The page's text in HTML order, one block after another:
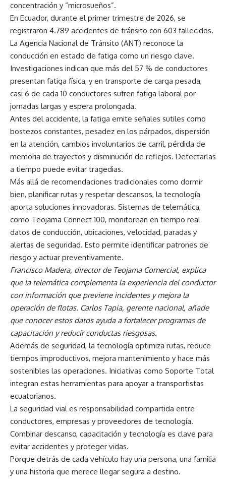
concentración y “microsueños”.
En Ecuador, durante el primer trimestre de 2026, se
registraron 4.789 accidentes de tránsito con 603 fallecidos.
La Agencia Nacional de Tránsito (ANT) reconoce la
conducción en estado de fatiga como un riesgo clave.
Investigaciones indican que más del 57 % de conductores
presentan fatiga física, y en transporte de carga pesada,
casi 6 de cada 10 conductores sufren fatiga laboral por
jornadas largas y espera prolongada.
Antes del accidente, la fatiga emite señales sutiles como
bostezos constantes, pesadez en los párpados, dispersión
en la atención, cambios involuntarios de carril, pérdida de
memoria de trayectos y disminución de reflejos. Detectarlas
a tiempo puede evitar tragedias.
Más allá de recomendaciones tradicionales como dormir
bien, planificar rutas y respetar descansos, la tecnología
aporta soluciones innovadoras. Sistemas de telemática,
como Teojama Connect 100, monitorean en tiempo real
datos de conducción, ubicaciones, velocidad, paradas y
alertas de seguridad. Esto permite identificar patrones de
riesgo y actuar preventivamente.
Francisco Madera, director de Teojama Comercial, explica
que la telemática complementa la experiencia del conductor
con información que previene incidentes y mejora la
operación de flotas. Carlos Tapia, gerente nacional, añade
que conocer estos datos ayuda a fortalecer programas de
capacitación y reducir conductas riesgosas.
Además de seguridad, la tecnología optimiza rutas, reduce
tiempos improductivos, mejora mantenimiento y hace más
sostenibles las operaciones. Iniciativas como Soporte Total
integran estas herramientas para apoyar a transportistas
ecuatorianos.
La seguridad vial es responsabilidad compartida entre
conductores, empresas y proveedores de tecnología.
Combinar descanso, capacitación y tecnología es clave para
evitar accidentes y proteger vidas.
Porque detrás de cada vehículo hay una persona, una familia
y una historia que merece llegar segura a destino.